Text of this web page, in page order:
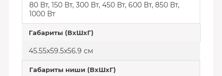
80 Вт, 150 Вт, 300 Вт, 450 Вт, 600 Вт, 850 Вт,
1000 Вт
Габариты (ВхШхГ)
45.55х59.5х56.9 см
Габариты ниши (ВхШхГ)